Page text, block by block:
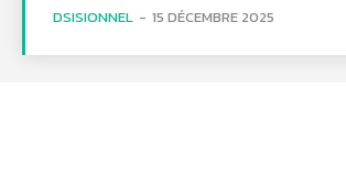
DSISIONNEL - 15 DÉCEMBRE 2025